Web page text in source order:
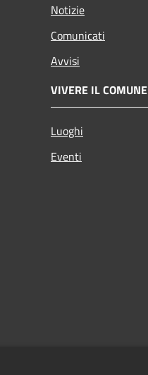
Notizie
Comunicati
Avvisi
VIVERE IL COMUNE
Luoghi
Eventi